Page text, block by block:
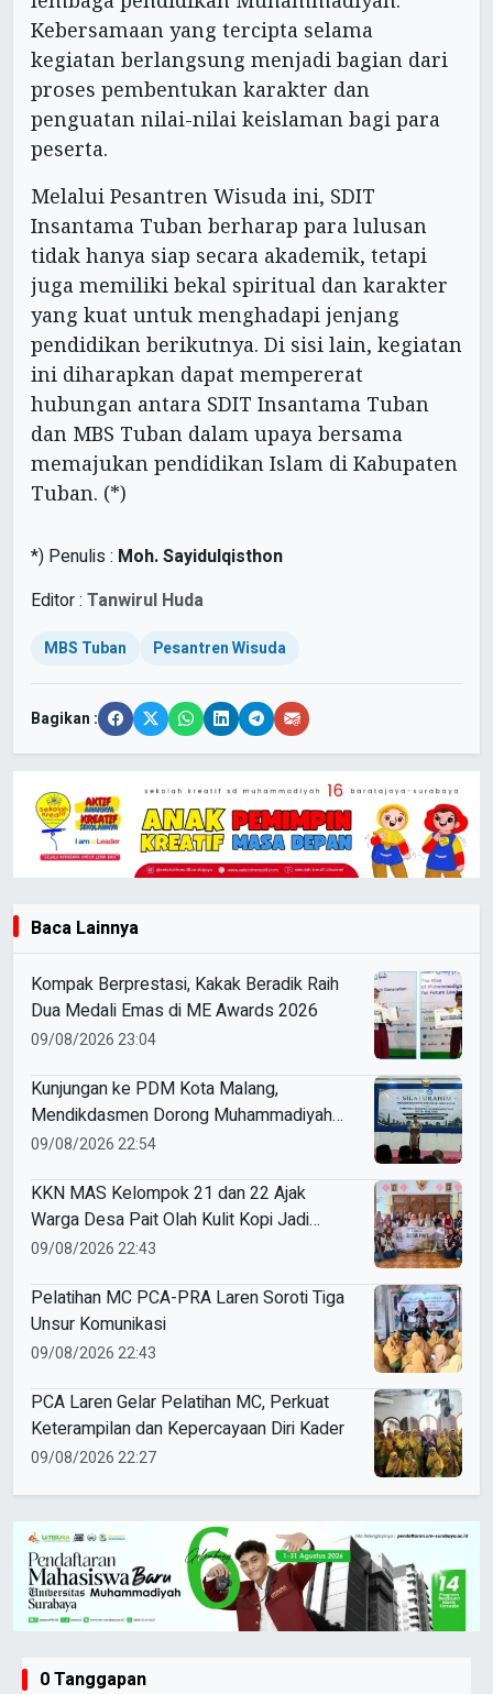
Kebersamaan yang tercipta selama
kegiatan berlangsung menjadi bagian dari
proses pembentukan karakter dan
penguatan nilai-nilai keislaman bagi para
peserta.
Melalui Pesantren Wisuda ini, SDIT
Insantama Tuban berharap para lulusan
tidak hanya siap secara akademik, tetapi
juga memiliki bekal spiritual dan karakter
yang kuat untuk menghadapi jenjang
pendidikan berikutnya. Di sisi lain, kegiatan
ini diharapkan dapat mempererat
hubungan antara SDIT Insantama Tuban
dan MBS Tuban dalam upaya bersama
memajukan pendidikan Islam di Kabupaten
Tuban. (*)
*) Penulis : Moh. Sayidulqisthon
Editor : Tanwirul Huda
MBS Tuban Pesantren Wisuda
Bagikan :
Baca Lainnya
Kompak Berprestasi, Kakak Beradik Raih
Dua Medali Emas di ME Awards 2026
09/08/2026 23:04
Kunjungan ke PDM Kota Malang,
Mendikdasmen Dorong Muhammadiyah
Perkuat Mutu dan Kemandirian
09/08/2026 22:54
KKN MAS Kelompok 21 dan 22 Ajak
Warga Desa Pait Olah Kulit Kopi Jadi
Masker Wajah
09/08/2026 22:43
Pelatihan MC PCA-PRA Laren Soroti Tiga
Unsur Komunikasi
09/08/2026 22:43
PCA Laren Gelar Pelatihan MC, Perkuat
Keterampilan dan Kepercayaan Diri Kader
09/08/2026 22:27
0 Tanggapan